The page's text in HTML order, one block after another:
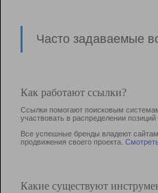
Часто задаваемые
Как работают ссылки?
Ссылки помогают поисковым
участвовать в раcпределении
Все успешные бренды владеют
продвижения своего проекта.
Какие существуют